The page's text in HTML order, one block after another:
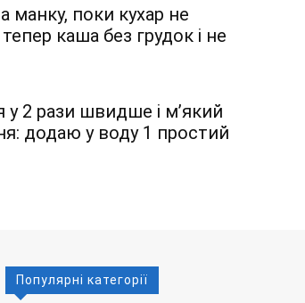
манку, поки кухар не
каша без грудок і не
у 2 рази швидше і м’який
додаю у воду 1 простий
Популярні категорії